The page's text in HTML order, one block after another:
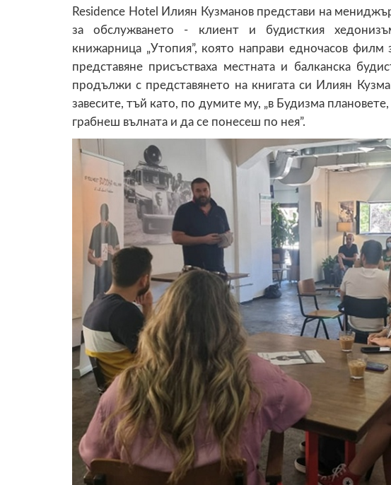
Residence Hotel Илиян Кузманов представи на
за обслужването - клиент и будисткия
книжарница „Утопия”, която направи едночасов
представяне присъстваха местната и балканска
продължи с представянето на книгата си Илиян
завесите, тъй като, по думите му, „в Будизма
грабнеш вълната и да се понесеш по нея”.